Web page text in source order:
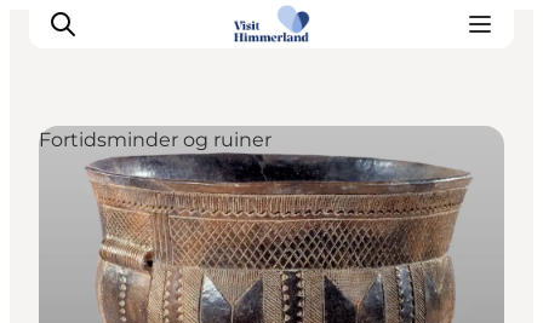
Oplev Himmerland
Udforsk naturen
Himmerlandsbyer
DET SKER
Fortidsminder og ruiner